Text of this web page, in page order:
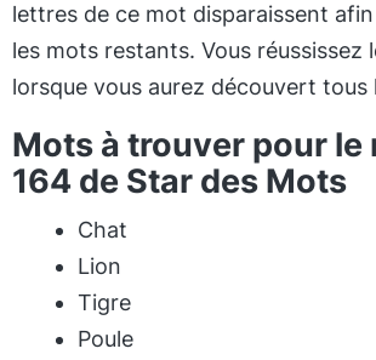
lettres de ce mot disparaissent
les mots restants. Vous réussissez
lorsque vous aurez découvert tous
Mots à trouver pour le
164 de Star des Mots
Chat
Lion
Tigre
Poule